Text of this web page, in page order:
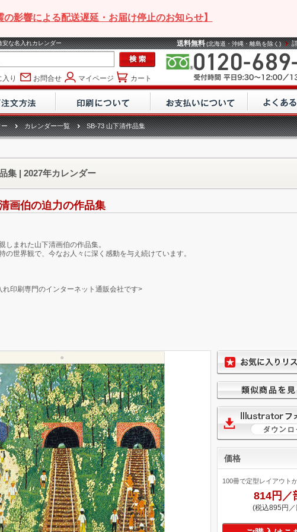
の影響による配送遅延・お届け停止のお知らせ】
な名入れカレンダー 送料無料 (北海道・沖縄・離島を除く)
入り お問合せ マイページ カート
ー カレンダー一覧 SB-73 山下清作品集
集 | 2027年カレンダー
画伯の迫力の作品集
しまれた山下清画伯の作品集。
の世界観で、今なお人々に深く感動を与え続けています。
印刷専門のインターネット通販会社です>
価格
100冊で定型レイアウト
814円／
(税込895円／